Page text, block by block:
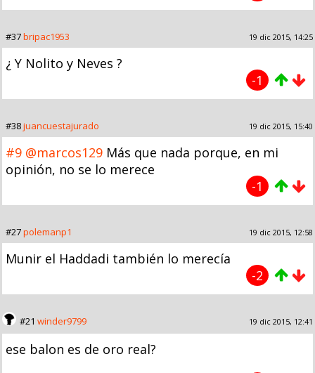
#37bripac1953 19 dic 2015, 14:25
¿ Y Nolito y Neves ?
-1
#38juancuestajurado 19 dic 2015, 15:40
#9 @marcos129 Más que nada porque, en mi
opinión, no se lo merece
-1
#27polemanp1 19 dic 2015, 12:58
Munir el Haddadi también lo merecía
-2
#21 winder9799 19 dic 2015, 12:41
ese balon es de oro real?